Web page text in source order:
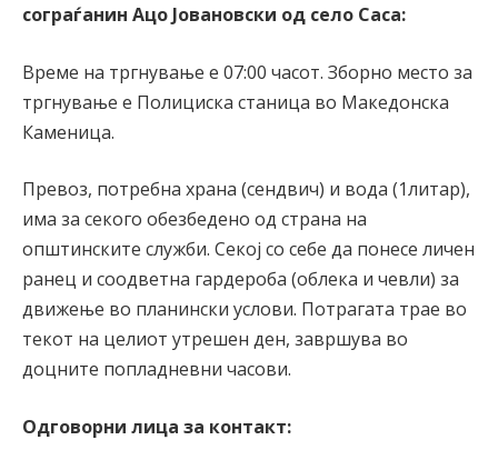
сограѓанин Ацо Јовановски од село Саса:
Време на тргнување е 07:00 часот. Зборно место за
тргнување е Полициска станица во Македонска
Каменица.
Превоз, потребна храна (сендвич) и вода (1литар),
има за секого обезбедено од страна на
општинските служби. Секој со себе да понесе личен
ранец и соодветна гардероба (облека и чевли) за
движење во планински услови. Потрагата трае во
текот на целиот утрешен ден, завршува во
доцните попладневни часови.
Одговорни лица за контакт: